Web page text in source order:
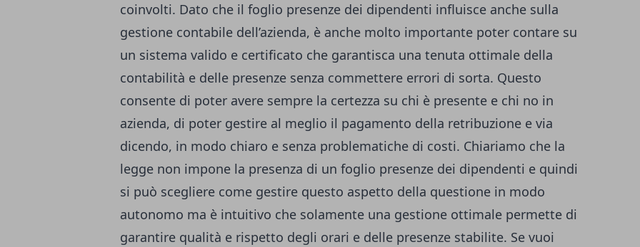
coinvolti. Dato che il foglio presenze dei dipendenti influisce anche sulla
gestione contabile dell’azienda, è anche molto importante poter contare su
un sistema valido e certificato che garantisca una tenuta ottimale della
contabilità e delle presenze senza commettere errori di sorta. Questo
consente di poter avere sempre la certezza su chi è presente e chi no in
azienda, di poter gestire al meglio il pagamento della retribuzione e via
dicendo, in modo chiaro e senza problematiche di costi. Chiariamo che la
legge non impone la presenza di un foglio presenze dei dipendenti e quindi
si può scegliere come gestire questo aspetto della questione in modo
autonomo ma è intuitivo che solamente una gestione ottimale permette di
garantire qualità e rispetto degli orari e delle presenze stabilite. Se vuoi